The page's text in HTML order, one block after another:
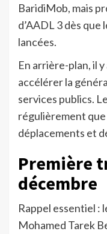
BaridiMob, mais
d’AADL 3 dès
lancées.
En arrière-plan, il
accélérer la
services publics.
régulièrement
déplacements et
Première
décembre
Rappel essentiel :
Mohamed Tarek